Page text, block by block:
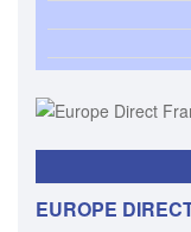
EUROPE